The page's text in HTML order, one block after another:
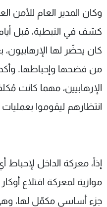
وكان المدير العام للأمن
كشف في النبطية، قبل
كان يحضّر لها اﻹرهابيون،
من فضحها وإحباطها. وأكد
اﻹرهابيين، مهما كانت
انتظارهم ليقوموا بعمليات
إذاً، معركة الداخل
موازية لمعركة اقتلاع
جزء أساسي مكمّل لها،